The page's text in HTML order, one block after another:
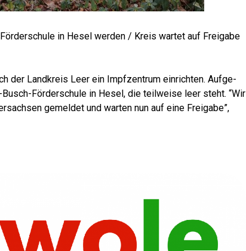
in Hesel wer­den / Kreis war­tet auf Frei­ga­be
der Land­kreis Leer ein Impf­zen­trum ein­rich­ten. Auf­ge­
För­der­schu­le in Hesel, die teil­wei­se leer steht. “Wir
gemel­det und war­ten nun auf eine Frei­ga­be”,